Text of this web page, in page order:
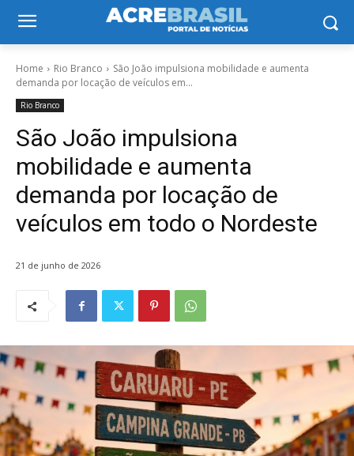
Home Rio Branco
São João impulsiona mobilidade e aumenta
demanda por locação de veículos em...
Rio Branco
São João impulsiona
mobilidade e aumenta
demanda por locação de
veículos em todo o Nordeste
21 de junho de 2026